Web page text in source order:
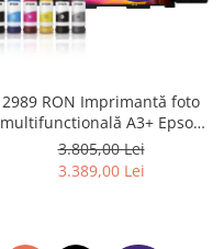
2989 RON Imprimantă foto
multifunctională A3+ Epson
L8180 cu 6 culori și WiFi
3.805,00 Lei
3.389,00 Lei